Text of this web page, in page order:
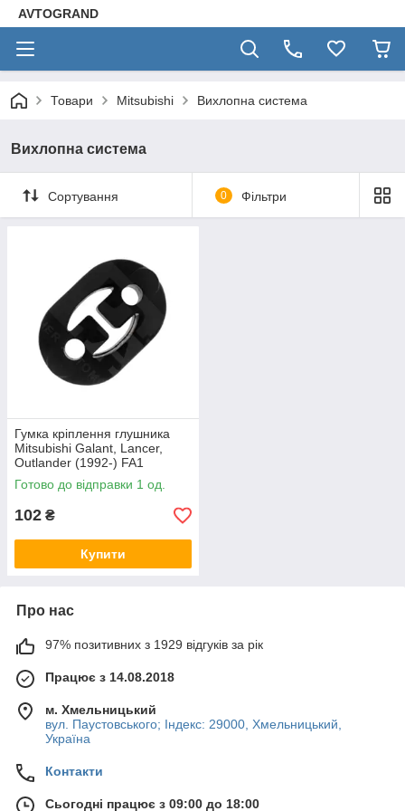
AVTOGRAND
Товари Mitsubishi Вихлопна система
Вихлопна система
Сортування 0 Фільтри
Гумка кріплення глушника
Mitsubishi Galant, Lancer,
Outlander (1992-) FA1
Готово до відправки 1 од.
102 ₴
Купити
Про нас
97% позитивних з 1929 відгуків за рік
Працює з 14.08.2018
м. Хмельницький
вул. Паустовського; Індекс: 29000, Хмельницький,
Україна
Контакти
Сьогодні працює з 09:00 до 18:00